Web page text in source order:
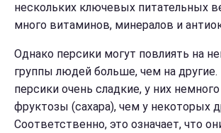
нескольких ключевых питательных
много витаминов, минералов и
Однако персики могут повлиять на
группы людей больше, чем на другие.
персики очень сладкие, у них
фруктозы (сахара), чем у некоторых
Соответственно, это означает, что